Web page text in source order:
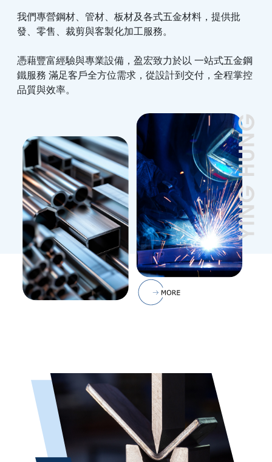
我們專營鋼材、管材、板材及各式五金材料，提供批
發、零售、裁剪與客製化加工服務。
憑藉豐富經驗與專業設備，盈宏致力於以 一站式五金鋼
鐵服務 滿足客戶全方位需求，從設計到交付，全程掌控
品質與效率。